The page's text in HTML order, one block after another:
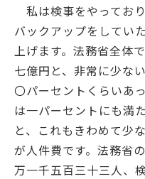
私は検事をやってお
バックアップをしてい
上げます。法務省全体
七億円と、非常に少な
〇パーセントくらいあ
は一パーセントにも満
と、これもきわめて少
が人件費です。法務省
万一千五百三十三人、